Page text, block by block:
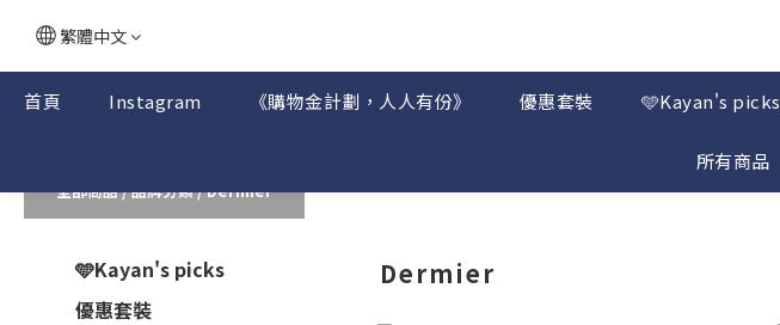
繁體中文
首頁 Instagram 《購物金計劃，人人有份》 優惠套裝 🩵Kayan's picks
所有商品
全部商品/品牌分類/Dermier
🩵Kayan's picks
優惠套裝
Dermier